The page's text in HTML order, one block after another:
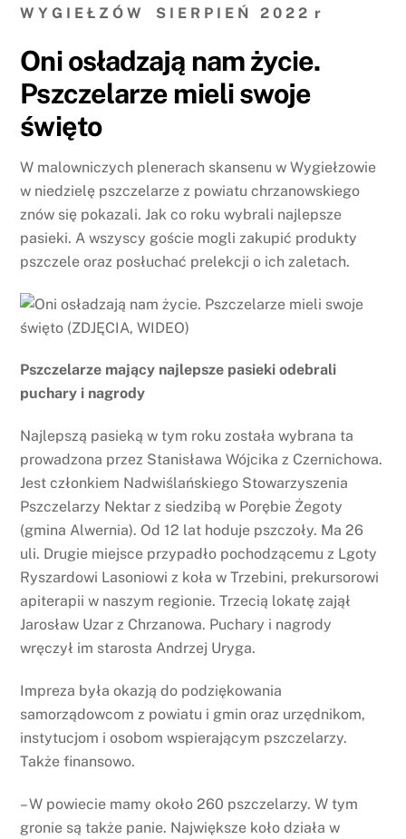
W Y G I E Ł Z Ó W S I E R P I E Ń 2 0 2 2 r
Oni osładzają nam życie.
Pszczelarze mieli swoje
święto
W malowniczych plenerach skansenu w Wygiełzowie
w niedzielę pszczelarze z powiatu chrzanowskiego
znów się pokazali. Jak co roku wybrali najlepsze
pasieki. A wszyscy goście mogli zakupić produkty
pszczele oraz posłuchać prelekcji o ich zaletach.
Pszczelarze mający najlepsze pasieki odebrali
puchary i nagrody
Najlepszą pasieką w tym roku została wybrana ta
prowadzona przez Stanisława Wójcika z Czernichowa.
Jest członkiem Nadwiślańskiego Stowarzyszenia
Pszczelarzy Nektar z siedzibą w Porębie Żegoty
(gmina Alwernia). Od 12 lat hoduje pszczoły. Ma 26
uli. Drugie miejsce przypadło pochodzącemu z Lgoty
Ryszardowi Lasoniowi z koła w Trzebini, prekursorowi
apiterapii w naszym regionie. Trzecią lokatę zajął
Jarosław Uzar z Chrzanowa. Puchary i nagrody
wręczył im starosta Andrzej Uryga.
Impreza była okazją do podziękowania
samorządowcom z powiatu i gmin oraz urzędnikom,
instytucjom i osobom wspierającym pszczelarzy.
Także finansowo.
– W powiecie mamy około 260 pszczelarzy. W tym
gronie są także panie. Największe koło działa w